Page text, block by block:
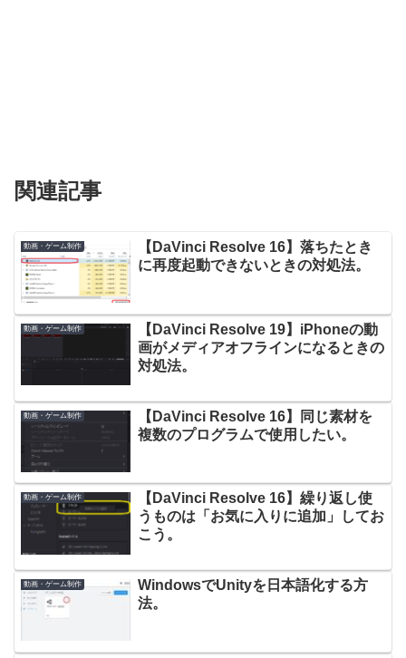
関連記事
動画・ゲーム制作
【DaVinci Resolve 16】落ちたとき
に再度起動できないときの対処法。
動画・ゲーム制作
【DaVinci Resolve 19】iPhoneの動
画がメディアオフラインになるときの
対処法。
動画・ゲーム制作
【DaVinci Resolve 16】同じ素材を
複数のプログラムで使用したい。
動画・ゲーム制作
【DaVinci Resolve 16】繰り返し使
うものは「お気に入りに追加」してお
こう。
動画・ゲーム制作
WindowsでUnityを日本語化する方
法。